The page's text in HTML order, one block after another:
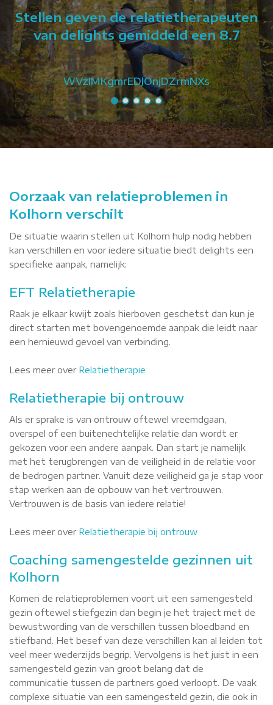
Stellen geven de relatietherapeuten
van delights gemiddeld een 8.7
WVzIMKgmrEDJOnjDZrmNXs
Oorzaak van relatieproblemen in
Kolhorn verschilt
De situatie waarin stellen uit Kolhorn hulp nodig hebben
kan verschillen en voor iedere situatie biedt delights een
specifieke aanpak, namelijk:
EFT Relatietherapie
Raak je elkaar kwijt zoals hierboven geschetst dan kun je
direct starten met bovengenoemde aanpak die leidt naar
een hernieuwd gevoel van verbinding.
Lees meer over Relatietherapie
Relatietherapie bij ontrouw
Als er sprake is van ontrouw oftewel vreemdgaan,
overspel of een buitenechtelijke relatie dan wordt er
gekozen voor een andere aanpak. Dan start je namelijk
met het terugbrengen van de veiligheid in de relatie voor
de bedrogen partner. Vanuit deze veiligheid ga je stap voor
stap werken aan de opbouw van het vertrouwen.
Vertrouwen is de basis van iedere relatie!
Lees meer over Relatietherapie bij ontrouw
Coaching samengestelde gezinnen uit
Kolhorn
Komen de relatieproblemen voort uit een samengesteld
gezin oftewel stiefgezin dan begin je het traject met de
bewustwording van de verschillen tussen bloedband en
stiefband. Het besef van deze verschillen kan al leiden tot
veel meer wederzijds begrip. Vervolgens is het juist in een
samengesteld gezin van groot belang dat de
communicatie tussen de partners goed verloopt. De vaak
complexe situatie van een samengesteld gezin, die ook in